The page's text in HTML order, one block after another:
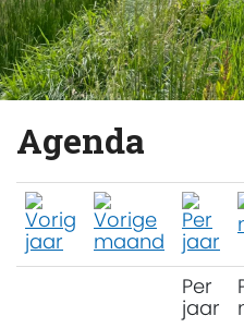
Agenda
Per
jaar